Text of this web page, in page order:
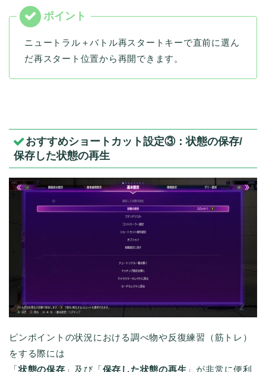
ニュートラル＋バトル再スタートキーで直前に選ん
だ再スタート位置から再開できます。
おすすめショートカット設定③：状態の保存/
保存した状態の再生
ピンポイントの状況における調べ物や反復練習（筋トレ）
をする際には
「状態の保存 」及び「保存した状態の再生 」が非常に便利